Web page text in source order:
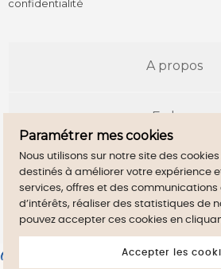
confidentialité
A propos
E-shop
Infos utiles
Marchand approuvé par la Société des
Paramétrer mes cookies
Nous utilisons sur notre site des
destinés à améliorer votre expérience
services, offres et des
d’intérêts, réaliser des statistiques de
pouvez accepter ces cookies en
Accepter les